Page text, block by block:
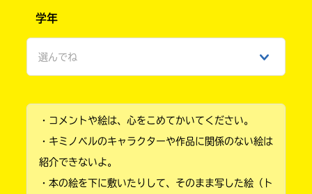
ひみつ
学年
選んでね
小学2年
小学4年
・コメントや絵は、心をこめてかいてください。
・キミノベルのキャラクターや作品に関係のない絵は
紹介できないよ。
・本の絵を下に敷いたりして、そのまま写した絵（ト